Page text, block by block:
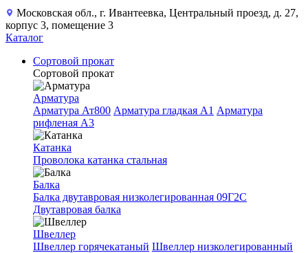
Московская обл., г. Ивантеевка, Центральный проезд, д. 27,
корпус 3, помещение 3
Каталог
Сортовой прокат
Сортовой прокат
Арматура
Арматура Ат800 Арматура гладкая A1 Арматура
рифленая A3
Катанка
Проволока катанка стальная
Балка
Балка двутавровая низколегированная 09Г2С
Двутавровая балка
Швеллер
Швеллер горячекатаный Швеллер низколегированный